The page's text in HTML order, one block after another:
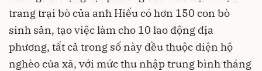
trang trại bò của anh Hiếu có hơn 150 con bò
sinh sản, tạo việc làm cho 10 lao động địa
phương, tất cả trong số này đều thuộc diện hộ
nghèo của xã, với mức thu nhập trung bình tháng